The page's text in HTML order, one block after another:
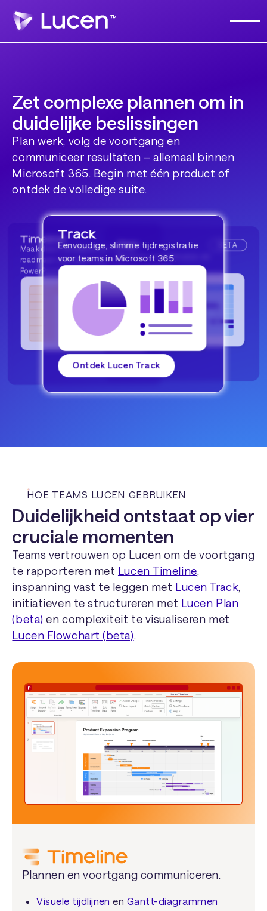
Zet complexe plannen om in
duidelijke beslissingen
Plan werk, volg de voortgang en
communiceer resultaten – allemaal binnen
Microsoft 365. Begin met één product of
ontdek de volledige suite.
Maak direct bruikbare tijdlijnen en
roadmaps voor executives in
PowerPoint®.
Eenvoudige, slimme tijdregistratie
voor teams in Microsoft 365.
Ontdek Lucen Track
BETA
Platform voor resource- en
projectplanning.
BETA
eenvoudig maken.
HOE TEAMS LUCEN GEBRUIKEN
Duidelijkheid ontstaat op vier
cruciale momenten
Teams vertrouwen op Lucen om de voortgang
te rapporteren met Lucen Timeline,
inspanning vast te leggen met Lucen Track,
initiatieven te structureren met Lucen Plan
(beta) en complexiteit te visualiseren met
Lucen Flowchart (beta).
Plannen en voortgang communiceren.
Visuele tijdlijnen en Gantt-diagrammen